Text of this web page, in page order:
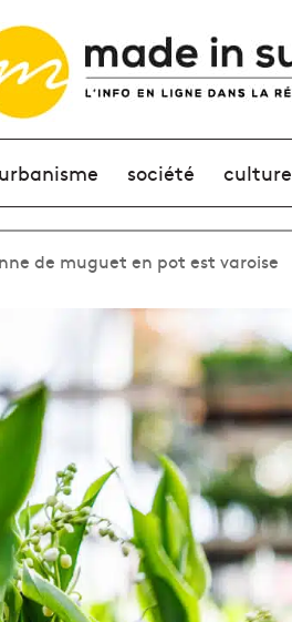
urbanisme société culture
de muguet en pot est varoise